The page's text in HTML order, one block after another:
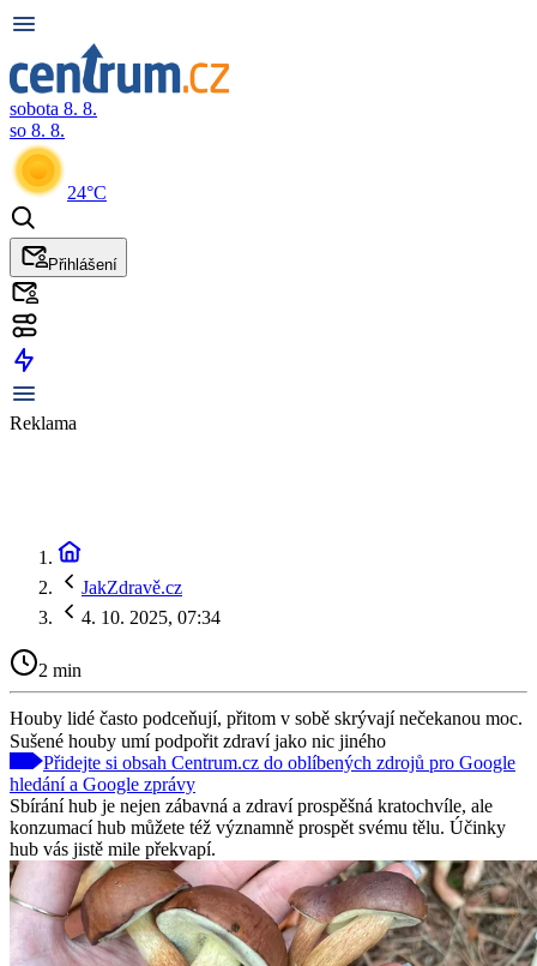
sobota 8. 8.
so 8. 8.
24°C
Přihlášení
Reklama
JakZdravě.cz
4. 10. 2025, 07:34
2 min
Houby lidé často podceňují, přitom v sobě skrývají nečekanou moc.
Sušené houby umí podpořit zdraví jako nic jiného
Přidejte si obsah Centrum.cz do oblíbených zdrojů pro Google
hledání a Google zprávy
Sbírání hub je nejen zábavná a zdraví prospěšná kratochvíle, ale
konzumací hub můžete též významně prospět svému tělu. Účinky
hub vás jistě mile překvapí.